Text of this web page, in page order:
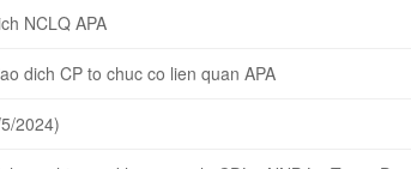
NCLQ APA
dich CP to chuc co lien quan APA
2024)